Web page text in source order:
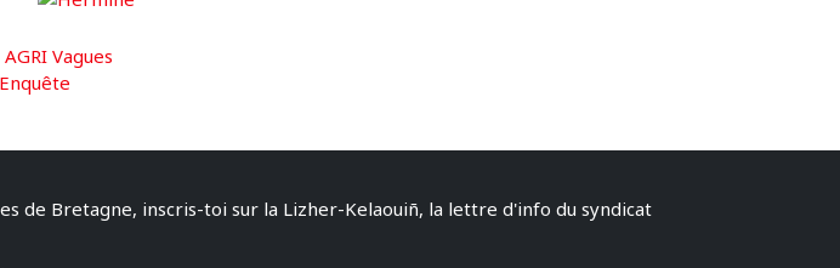
de Bretagne, inscris-toi sur la Lizher-Kelaouiñ, la lettre d'info du syndicat